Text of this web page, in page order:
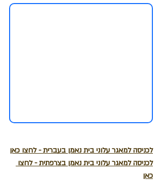
לכניסה למאגר עלוני בית נאמן בעברית - לחצו כאן
לכניסה למאגר עלוני בית נאמן בצרפתית - לחצו
כאן